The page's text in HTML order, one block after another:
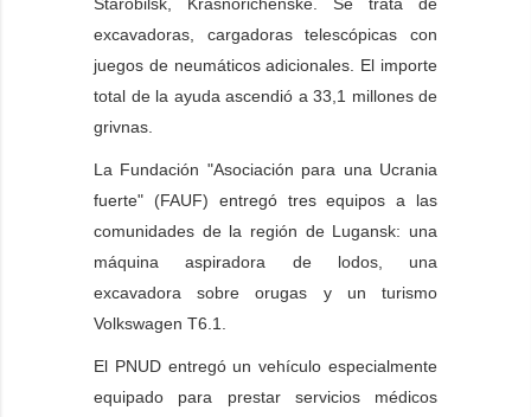
excavadoras, cargadoras telescópicas con
juegos de neumáticos adicionales. El importe
total de la ayuda ascendió a 33,1 millones de
grivnas.
La Fundación "Asociación para una Ucrania
fuerte" (FAUF) entregó tres equipos a las
comunidades de la región de Lugansk: una
máquina aspiradora de lodos, una
excavadora sobre orugas y un turismo
Volkswagen T6.1.
El PNUD entregó un vehículo especialmente
equipado para prestar servicios médicos